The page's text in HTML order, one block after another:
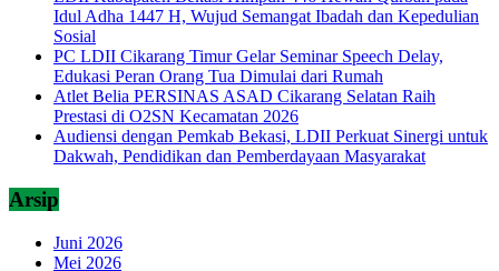
Idul Adha 1447 H, Wujud Semangat Ibadah dan Kepedulian
Sosial
PC LDII Cikarang Timur Gelar Seminar Speech Delay,
Edukasi Peran Orang Tua Dimulai dari Rumah
Atlet Belia PERSINAS ASAD Cikarang Selatan Raih
Prestasi di O2SN Kecamatan 2026
Audiensi dengan Pemkab Bekasi, LDII Perkuat Sinergi untuk
Dakwah, Pendidikan dan Pemberdayaan Masyarakat
Arsip
Juni 2026
Mei 2026